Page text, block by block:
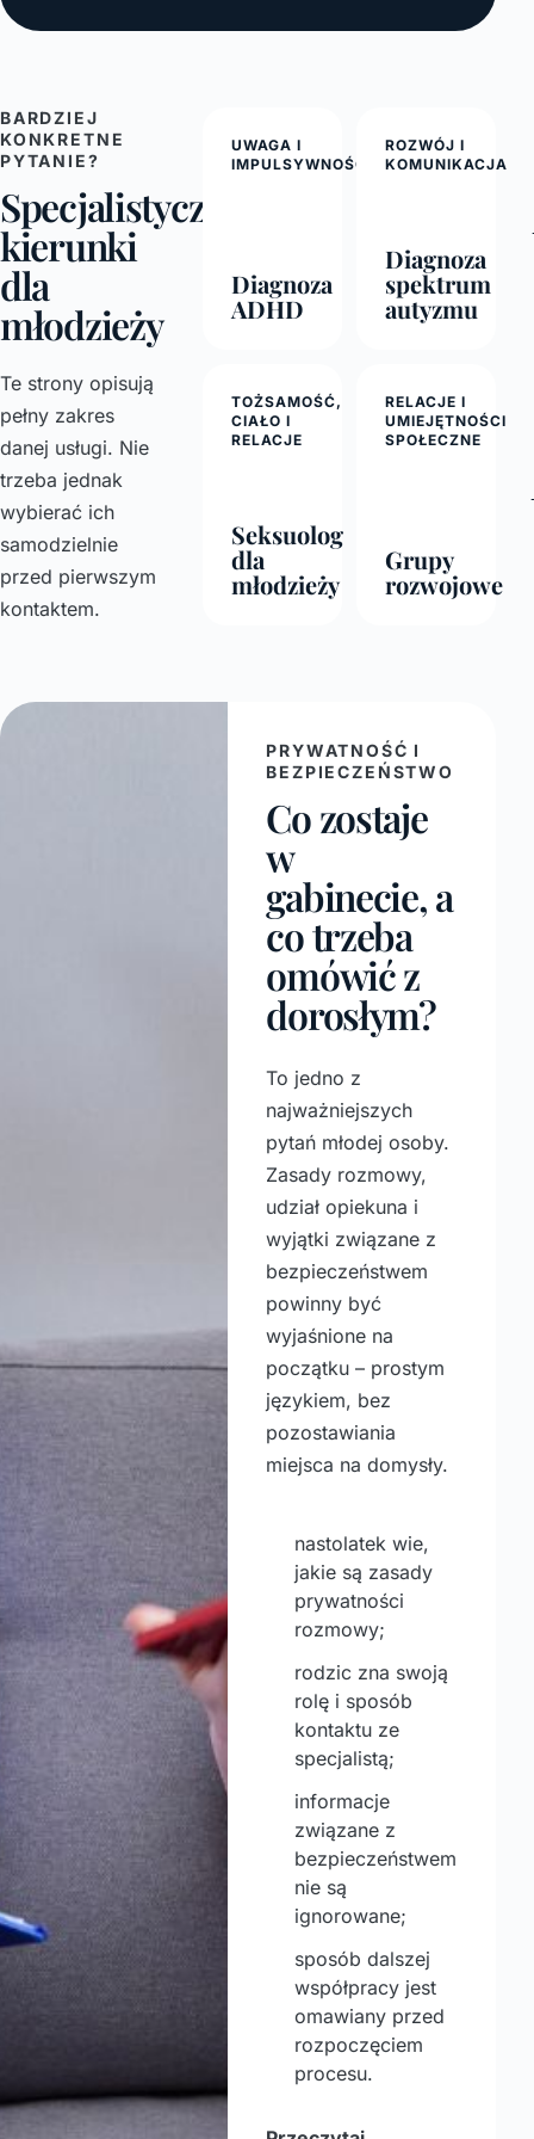
BARDZIEJ
KONKRETNE
PYTANIE?
Specjalistyczne
kierunki
dla
młodzieży
Te strony opisują
pełny zakres
danej usługi. Nie
trzeba jednak
wybierać ich
samodzielnie
przed pierwszym
kontaktem.
UWAGA I
IMPULSYWNOŚĆ
Diagnoza
ADHD
ROZWÓJ I
KOMUNIKACJA
Diagnoza
spektrum
autyzmu
TOŻSAMOŚĆ,
CIAŁO I
RELACJE
Seksuolog
dla
młodzieży
RELACJE I
UMIEJĘTNOŚCI
SPOŁECZNE
Grupy
rozwojowe
PRYWATNOŚĆ I
BEZPIECZEŃSTWO
Co zostaje
w
gabinecie, a
co trzeba
omówić z
dorosłym?
To jedno z
najważniejszych
pytań młodej osoby.
Zasady rozmowy,
udział opiekuna i
wyjątki związane z
bezpieczeństwem
powinny być
wyjaśnione na
początku – prostym
językiem, bez
pozostawiania
miejsca na domysły.
nastolatek wie,
jakie są zasady
prywatności
rozmowy;
rodzic zna swoją
rolę i sposób
kontaktu ze
specjalistą;
informacje
związane z
bezpieczeństwem
nie są
ignorowane;
sposób dalszej
współpracy jest
omawiany przed
rozpoczęciem
procesu.